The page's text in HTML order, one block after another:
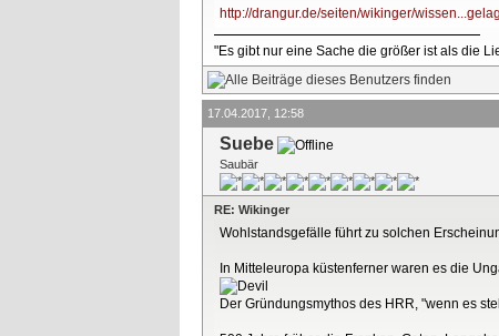
http://drangur.de/seiten/wikinger/
"Es gibt nur eine Sache die größer ist als die
17.04.2017, 12:58
Suebe
Saubär
RE: Wikinger
Wohlstandsgefälle führt zu solchen
In Mitteleuropa küstenferner waren es die
Der Gründungsmythos des HRR, "wenn es